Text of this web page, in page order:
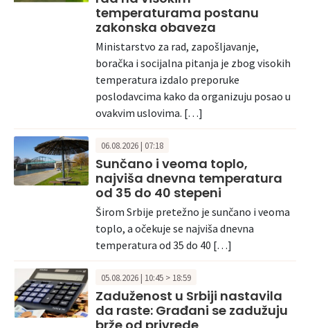
temperaturama postanu
zakonska obaveza
Ministarstvo za rad, zapošljavanje,
boračka i socijalna pitanja je zbog visokih
temperatura izdalo preporuke
poslodavcima kako da organizuju posao u
ovakvim uslovima. […]
06.08.2026 | 07:18
Sunčano i veoma toplo,
najviša dnevna temperatura
od 35 do 40 stepeni
Širom Srbije pretežno je sunčano i veoma
toplo, a očekuje se najviša dnevna
temperatura od 35 do 40 […]
05.08.2026 | 10:45 > 18:59
Zaduženost u Srbiji nastavila
da raste: Građani se zadužuju